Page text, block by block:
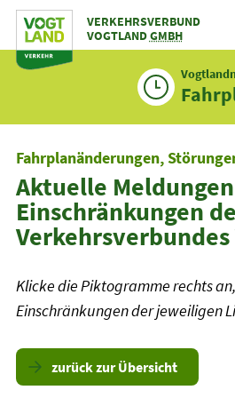
Zum
Inhalt
VERKEHRSVERBUND
VOGTLANDGMBH
Fahrplanänderungen,
Aktuelle
Einschränkungen
Klicke die Piktogramme rechts
Einschränkungen der jeweiligen
zurück zur Übersicht